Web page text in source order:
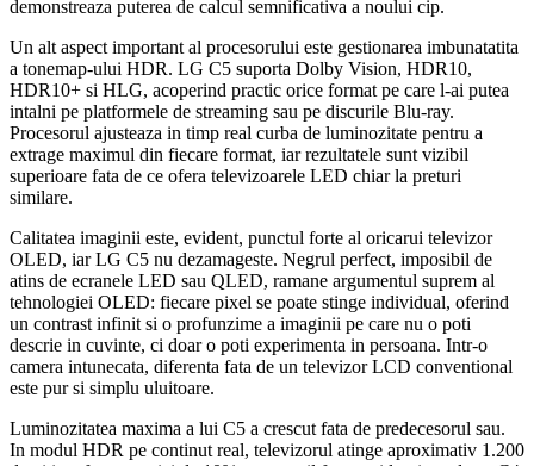
demonstreaza puterea de calcul semnificativa a noului cip.
Un alt aspect important al procesorului este gestionarea imbunatatita
a tonemap-ului HDR. LG C5 suporta Dolby Vision, HDR10,
HDR10+ si HLG, acoperind practic orice format pe care l-ai putea
intalni pe platformele de streaming sau pe discurile Blu-ray.
Procesorul ajusteaza in timp real curba de luminozitate pentru a
extrage maximul din fiecare format, iar rezultatele sunt vizibil
superioare fata de ce ofera televizoarele LED chiar la preturi
similare.
Calitatea imaginii este, evident, punctul forte al oricarui televizor
OLED, iar LG C5 nu dezamageste. Negrul perfect, imposibil de
atins de ecranele LED sau QLED, ramane argumentul suprem al
tehnologiei OLED: fiecare pixel se poate stinge individual, oferind
un contrast infinit si o profunzime a imaginii pe care nu o poti
descrie in cuvinte, ci doar o poti experimenta in persoana. Intr-o
camera intunecata, diferenta fata de un televizor LCD conventional
este pur si simplu uluitoare.
Luminozitatea maxima a lui C5 a crescut fata de predecesorul sau.
In modul HDR pe continut real, televizorul atinge aproximativ 1.200